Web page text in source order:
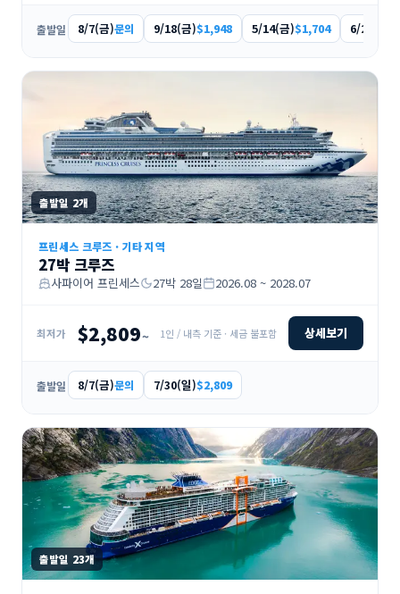
출발일 8/7(금)문의 9/18(금)$1,948 5/14(금)$1,704 6/25(금)
출발일2개
프린세스 크루즈 · 기타 지역
27박 크루즈
사파이어 프린세스 27박 28일 2026.08 ~ 2028.07
최저가 $2,809~ 1인 / 내측 기준 · 세금 불포함 상세보기
출발일 8/7(금)문의 7/30(일)$2,809
출발일 23개